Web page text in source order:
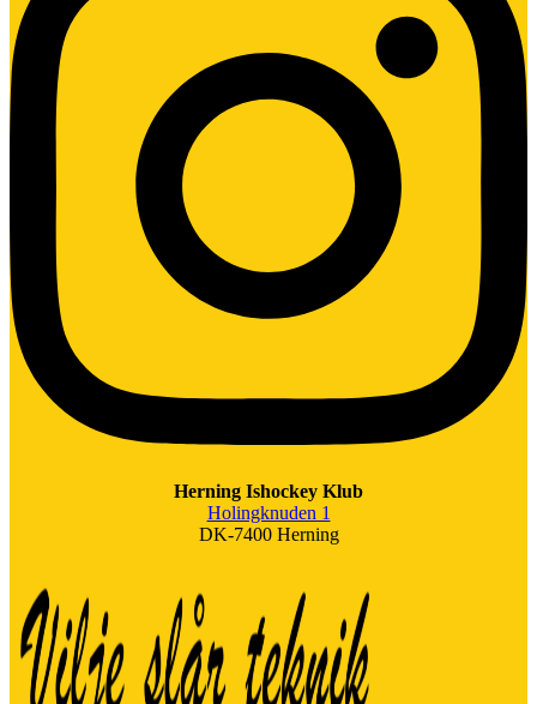
Herning Ishockey Klub
Holingknuden 1
DK-7400 Herning